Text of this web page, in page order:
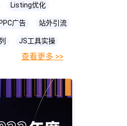
Listing优化
PPC广告 站外引流
JS工具实操
亚马逊直播
亚马逊物流
亚马逊精铺
查看更多 >>